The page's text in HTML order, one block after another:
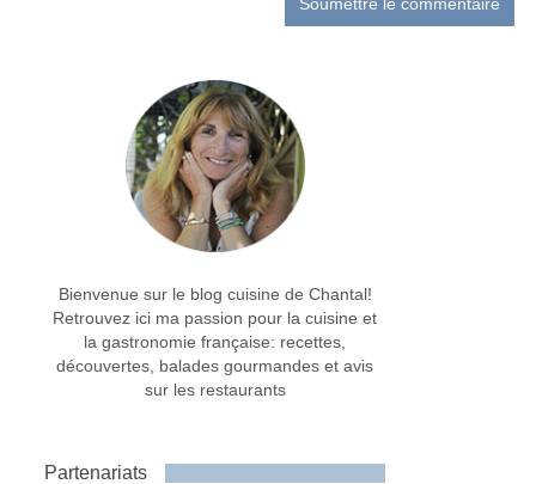
Bienvenue sur le blog cuisine de Chantal!
Retrouvez ici ma passion pour la cuisine et
la gastronomie française: recettes,
découvertes, balades gourmandes et avis
sur les restaurants
Partenariats